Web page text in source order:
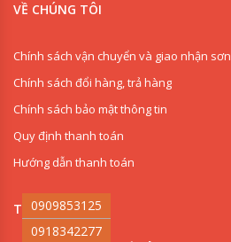
VỀ CHÚNG TÔI
Chính sách vận chuyển và giao nhận sơn
Chính sách đổi hàng, trả hàng
Chính sách bảo mật thông tin
Quy định thanh toán
Hướng dẫn thanh toán
THI CÔNG SƠN
0909853125
0918342277